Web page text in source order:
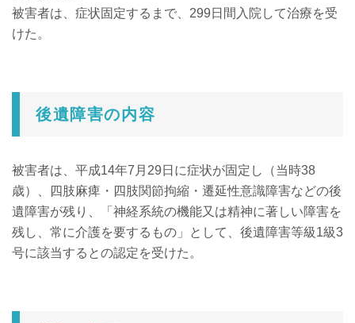
被害者は、症状固定するまで、299日間入院して治療を受
けた。
後遺障害の内容
被害者は、平成14年7月29日に症状が固定し（当時38
歳）、四肢麻痺・四肢関節拘縮・遷延性意識障害などの後
遺障害が残り、「神経系統の機能又は精神に著しい障害を
残し、常に介護を要するもの」として、後遺障害等級1級3
号に該当するとの認定を受けた。